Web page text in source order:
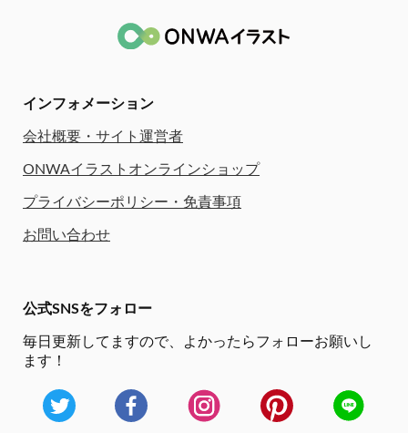
インフォメーション
会社概要・サイト運営者
ONWAイラストオンラインショップ
プライバシーポリシー・免責事項
お問い合わせ
公式SNSをフォロー
毎日更新してますので、
よかったらフォローお願いし
ます！